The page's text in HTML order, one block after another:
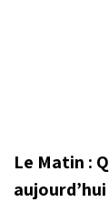
Le Matin :